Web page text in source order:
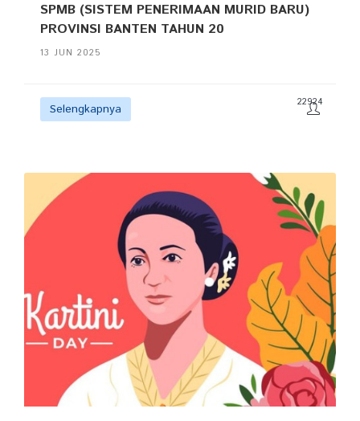
SPMB (SISTEM PENERIMAAN MURID BARU)
PROVINSI BANTEN TAHUN 20
13 JUN 2025
Selengkapnya 22924